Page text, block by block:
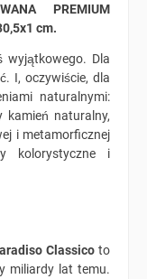
PREMIUM
cm.
wyjątkowego. Dla
I, oczywiście, dla
naturalnymi:
kamień naturalny,
i metamorficznej
kolorystyczne i
Classico to
miliardy lat temu.